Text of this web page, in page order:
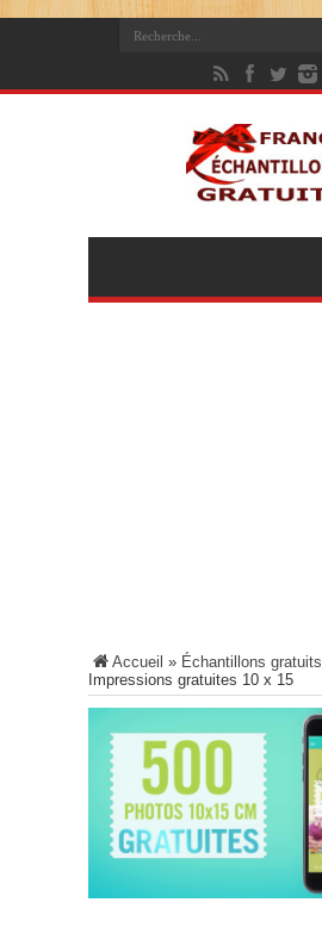
Accueil » Échantillons gratuits
Impressions gratuites 10 x 15